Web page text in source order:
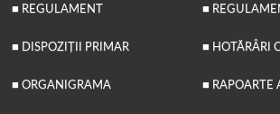
■ REGULAMENT
■ DISPOZIȚII PRIMAR
■ ORGANIGRAMA
■
■ HOTĂRÂRI
■ RAPOARTE